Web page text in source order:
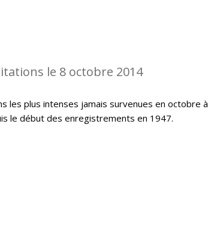
le 8 octobre 2014
les plus intenses jamais survenues en octobre à
le début des enregistrements en 1947.